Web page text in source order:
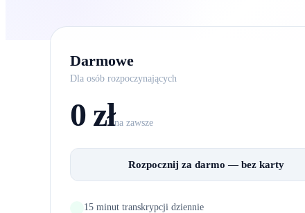
Darmowe
Dla osób rozpoczynających
0 złna zawsze
Rozpocznij za darmo — bez karty
15 minut transkrypcji dziennie